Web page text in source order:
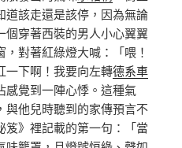
道該走還是該停，因為無論
穿著西裝的男人小心翼翼
對著紅綠燈大喊：「喂！
一下啊！我要向左轉德系車
感覺到一陣心悸。這種氣
與他兒時聽到的家傳預言不
》裡記載的第一句：「當